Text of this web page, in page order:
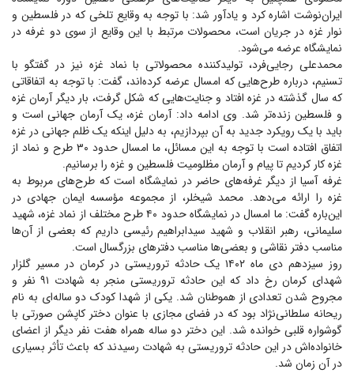
ایران‌نوشت اشاره کرد و یادآور شد: با توجه به وقایع تلخی که در فلسطین و
نوار غزه در جریان است، محصولات مرتبط با این وقایع از سوی دو غرفه در
نمایشگاه عرضه می‌شود.
محمدعلی رجایی‌فرد، تولیدکننده محصولاتی با نماد غزه نیز در گفتگو با
تسنیم، درباره طرح‌هایی که امسال عرضه کرده‌اند، گفت: با توجه به اتفاقاتی
که سال گذشته در غزه افتاد و جنایت‌هایی که شکل گرفت، بار دیگر آرمان غزه
و فلسطین زنده‌تر شد. وی ادامه داد: آرمان غزه، یک آرمان جهانی است و
باید با یک رویکرد جدید به آن بپردازیم، به دلیل اینکه یک ظلم جهانی در غزه
اتفاق افتاده است با توجه به این مسائل، ما امسال حدود ۳۰ طرح و نماد از
غزه کار کردیم تا پیام و آرمان مظلومیت فلسطین و غزه را برسانیم.
غرفه آسیا از دیگر غرفه‌های حاضر در نمایشگاه است که طرح‌های مربوط به
غزه را ارائه می‌دهد. محمد شیخلر، از مجموعه مؤسسه ایمان جهادی در
این‌باره گفت: ما امسال در نمایشگاه حدود ۴۰ طرح مختلف از نماد غزه، شهید
سلیمانی، رهبر انقلاب و شهید سیدابراهیم رئیسی داریم که بعضی از آن‌ها
مناسب دفتر نقاشی و بعضی‌ها مناسب دفتر‌های بزرگسال است.
روز سیزدهم دی ماه ۱۴۰۲ یک حادثه تروریستی در کرمان در مسیر گلزار
شهدای کرمان رخ داد که این حادثه تروریستی منجر به شهادت ۹۱ نفر و
مجروح شدن تعدادی از هموطنان شد. یکی از شهدا کودک دو ساله‌ای به نام
ریحانه سلطانی‌نژاد بود که در فضای مجازی با عنوان دختر کاپشن صورتی با
گوشواره قلبی خوانده شد. این دختر دو ساله همراه هفت نفر دیگر از اعضای
خانواده‌اش در این حادثه تروریستی به شهادت رسیدند که باعث تأثر بسیاری
در آن زمان شد.